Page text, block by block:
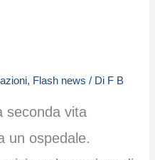
, Flash news / Di F B
seconda vita
un ospedale.